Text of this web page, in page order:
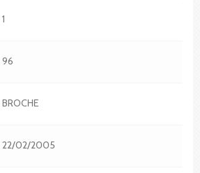
1
96
BROCHE
22/02/2005